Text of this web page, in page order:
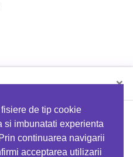
de tip cookie
si imbunatati experienta
continuarea navigarii
acceptarea utilizarii
×